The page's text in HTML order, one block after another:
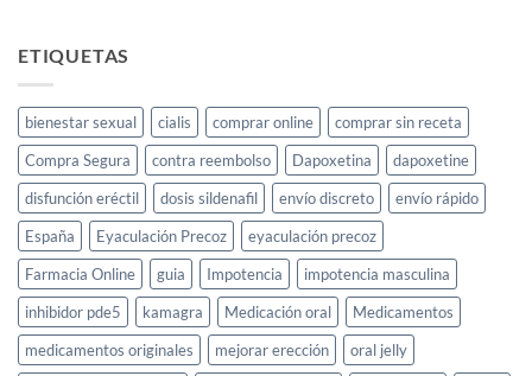
ETIQUETAS
bienestar sexual cialis comprar online
comprar sin receta
Compra Segura
contra reembolso Dapoxetina
dapoxetine
disfunción eréctil
dosis sildenafil envío discreto
envío rápido
España
Eyaculación Precoz
eyaculación precoz
Farmacia Online
guia Impotencia
impotencia masculina
inhibidor pde5
kamagra Medicación oral
Medicamentos
medicamentos originales
mejorar erección
oral jelly